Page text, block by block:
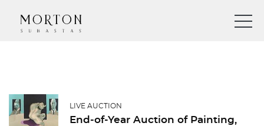
LIVE AUCTION
End-of-Year Auction of Painting,